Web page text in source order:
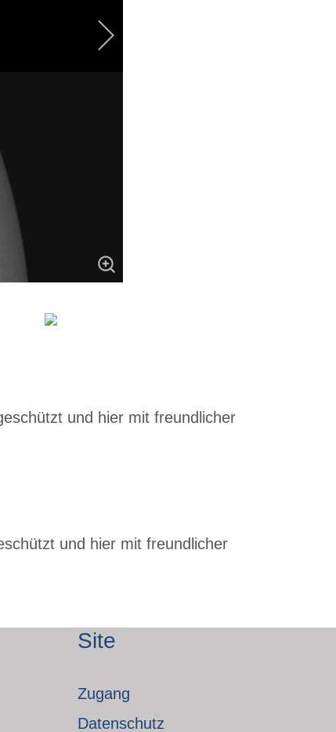
und hier mit freundlicher
und hier mit freundlicher
Site
Zugang
Datenschutz